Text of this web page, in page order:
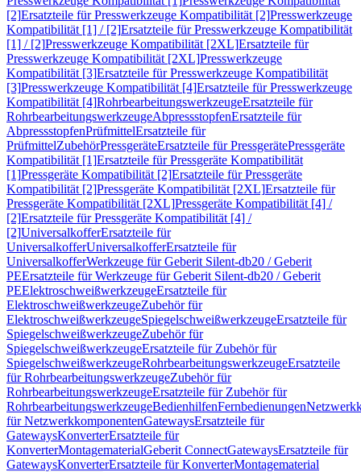
[2]Ersatzteile für Presswerkzeuge Kompatibilität [2]Presswerkzeuge
Kompatibilität [1] / [2]Ersatzteile für Presswerkzeuge Kompatibilität
[1] / [2]Presswerkzeuge Kompatibilität [2XL]Ersatzteile für
Presswerkzeuge Kompatibilität [2XL]Presswerkzeuge
Kompatibilität [3]Ersatzteile für Presswerkzeuge Kompatibilität
[3]Presswerkzeuge Kompatibilität [4]Ersatzteile für Presswerkzeuge
Kompatibilität [4]RohrbearbeitungswerkzeugeErsatzteile für
RohrbearbeitungswerkzeugeAbpressstopfenErsatzteile für
AbpressstopfenPrüfmittelErsatzteile für
PrüfmittelZubehörPressgeräteErsatzteile für PressgerätePressgeräte
Kompatibilität [1]Ersatzteile für Pressgeräte Kompatibilität
[1]Pressgeräte Kompatibilität [2]Ersatzteile für Pressgeräte
Kompatibilität [2]Pressgeräte Kompatibilität [2XL]Ersatzteile für
Pressgeräte Kompatibilität [2XL]Pressgeräte Kompatibilität [4] /
[2]Ersatzteile für Pressgeräte Kompatibilität [4] /
[2]UniversalkofferErsatzteile für
UniversalkofferUniversalkofferErsatzteile für
UniversalkofferWerkzeuge für Geberit Silent-db20 / Geberit
PEErsatzteile für Werkzeuge für Geberit Silent-db20 / Geberit
PEElektroschweißwerkzeugeErsatzteile für
ElektroschweißwerkzeugeZubehör für
ElektroschweißwerkzeugeSpiegelschweißwerkzeugeErsatzteile für
SpiegelschweißwerkzeugeZubehör für
SpiegelschweißwerkzeugeErsatzteile für Zubehör für
SpiegelschweißwerkzeugeRohrbearbeitungswerkzeugeErsatzteile
für RohrbearbeitungswerkzeugeZubehör für
RohrbearbeitungswerkzeugeErsatzteile für Zubehör für
RohrbearbeitungswerkzeugeBedienhilfenFernbedienungen
für NetzwerkkomponentenGatewaysErsatzteile für
GatewaysKonverterErsatzteile für
KonverterMontagematerialGeberit ConnectGatewaysErsatzteile für
GatewaysKonverterErsatzteile für KonverterMontagematerial